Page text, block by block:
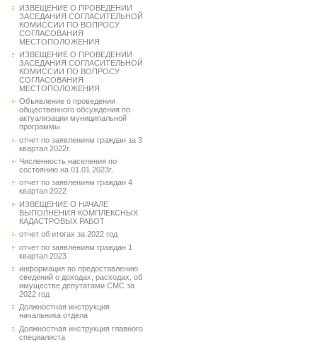
ИЗВЕЩЕНИЕ О ПРОВЕДЕНИИ
ЗАСЕДАНИЯ СОГЛАСИТЕЛЬНОЙ
КОМИССИИ ПО ВОПРОСУ
СОГЛАСОВАНИЯ
МЕСТОПОЛОЖЕНИЯ
ИЗВЕЩЕНИЕ О ПРОВЕДЕНИИ
ЗАСЕДАНИЯ СОГЛАСИТЕЛЬНОЙ
КОМИССИИ ПО ВОПРОСУ
СОГЛАСОВАНИЯ
МЕСТОПОЛОЖЕНИЯ
Объявление о проведении
общественного обсуждения по
актуализации муниципальной
программы
отчет по заявлениям граждан за 3
квартал 2022г.
Численность населения по
состоянию на 01.01.2023г.
отчет по заявлениям граждан 4
квартал 2022
ИЗВЕЩЕНИЕ О НАЧАЛЕ
ВЫПОЛНЕНИЯ КОМПЛЕКСНЫХ
КАДАСТРОВЫХ РАБОТ
отчет об итогах за 2022 год
отчет по заявлениям граждан 1
квартал 2023
информация по предоставлению
сведений о доходах, расходах, об
имуществе депутатами СМС за
2022 год
Должностная инструкция
начальника отдела
Должностная инструкция главного
специалиста